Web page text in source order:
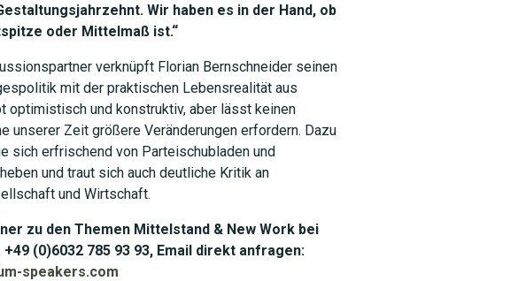
Wir haben es in der Hand, ob
oder Mittelmaß ist.“
verknüpft Florian Bernschneider seinen
mit der praktischen Lebensrealität aus
optimistisch und konstruktiv, aber lässt keinen
unserer Zeit größere Veränderungen erfordern. Dazu
sich erfrischend von Parteischubladen und
und traut sich auch deutliche Kritik an
und Wirtschaft.
zu den Themen Mittelstand & New Work bei
+49 (0)6032 785 93 93, Email direkt anfragen:
speakers.com